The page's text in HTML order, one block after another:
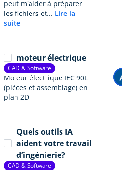
peut m'aider à préparer
les fichiers et... Lire la
suite
moteur électrique
CAD & Software
Moteur électrique IEC 90L
(pièces et assemblage) en
plan 2D
Quels outils IA
aident votre travail
d’ingénierie?
CAD & Software